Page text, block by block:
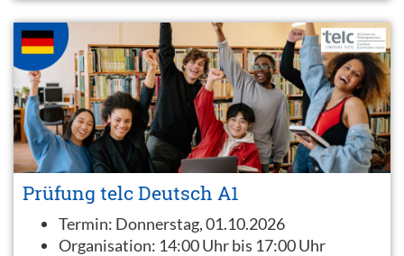
Prüfung telc Deutsch A1
Termin: Donnerstag, 01.10.2026
Organisation: 14:00 Uhr bis 17:00 Uhr